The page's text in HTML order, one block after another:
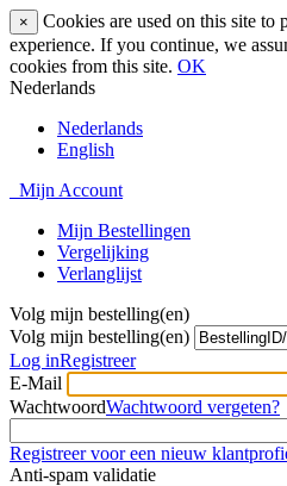
×
Cookies are used on this site to
experience. If you continue, we
cookies from this site. OK
Nederlands
Nederlands
English
Mijn Account
Mijn Bestellingen
Vergelijking
Verlanglijst
Volg mijn bestelling(en)
Volg mijn bestelling(en)
Log inRegistreer
E-Mail
WachtwoordWachtwoord vergeten?
Registreer voor een nieuw
Anti-spam validatie